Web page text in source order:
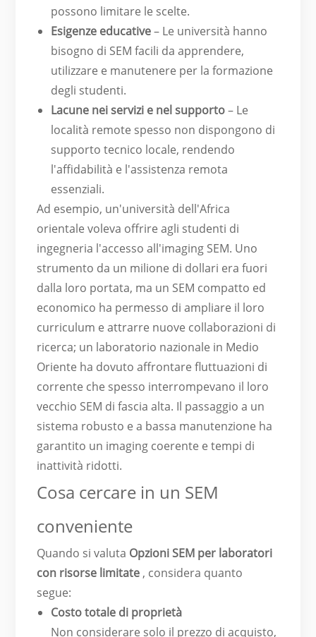
possono limitare le scelte.
Esigenze educative– Le università hanno
bisogno di SEM facili da apprendere,
utilizzare e manutenere per la formazione
degli studenti.
Lacune nei servizi e nel supporto– Le
località remote spesso non dispongono di
supporto tecnico locale, rendendo
l'affidabilità e l'assistenza remota
essenziali.
Ad esempio, un'università dell'Africa
orientale voleva offrire agli studenti di
ingegneria l'accesso all'imaging SEM. Uno
strumento da un milione di dollari era fuori
dalla loro portata, ma un SEM compatto ed
economico ha permesso di ampliare il loro
curriculum e attrarre nuove collaborazioni di
ricerca; un laboratorio nazionale in Medio
Oriente ha dovuto affrontare fluttuazioni di
corrente che spesso interrompevano il loro
vecchio SEM di fascia alta. Il passaggio a un
sistema robusto e a bassa manutenzione ha
garantito un imaging coerente e tempi di
inattività ridotti.
Cosa cercare in un SEM
conveniente
Quando si valuta Opzioni SEM per laboratori
con risorse limitate , considera quanto
segue:
Costo totale di proprietà
Non considerare solo il prezzo di acquisto,